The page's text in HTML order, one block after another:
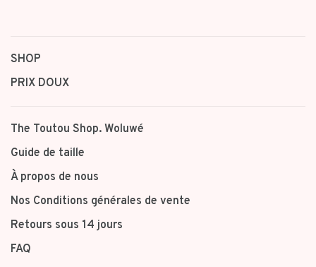
SHOP
PRIX DOUX
The Toutou Shop. Woluwé
Guide de taille
À propos de nous
Nos Conditions générales de vente
Retours sous 14 jours
FAQ